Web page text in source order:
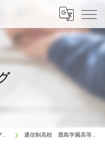
通信制高校 鹿島学園高等学校 西宮北校